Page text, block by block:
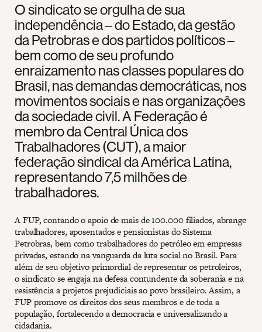
O sindicato se orgulha de sua
independência – do Estado, da gestão
da Petrobras e dos partidos políticos –
bem como de seu profundo
enraizamento nas classes populares do
Brasil, nas demandas democráticas, nos
movimentos sociais e nas organizações
da sociedade civil. A Federação é
membro da Central Única dos
Trabalhadores (CUT), a maior
federação sindical da América Latina,
representando 7,5 milhões de
trabalhadores.
A FUP, contando o apoio de mais de 100.000 filiados, abrange
trabalhadores, aposentados e pensionistas do Sistema
Petrobras, bem como trabalhadores do petróleo em empresas
privadas, estando na vanguarda da luta social no Brasil. Para
além de seu objetivo primordial de representar os petroleiros,
o sindicato se engaja na defesa contundente da soberania e na
resistência a projetos prejudiciais ao povo brasileiro. Assim, a
FUP promove os direitos dos seus membros e de toda a
população, fortalecendo a democracia e universalizando a
cidadania.